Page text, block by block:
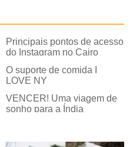
Principais pontos de acesso
do Instagram no Cairo
O suporte de comida I
LOVE NY
VENCER! Uma viagem de
sonho para a Índia